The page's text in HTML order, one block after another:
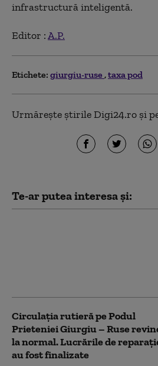
infrastructură inteligentă.
Editor :A.P.
Etichete: giurgiu-ruse taxa pod
Urmărește știrile Digi24.ro și
Te-ar putea interesa și:
Circulația rutieră pe Podul
Prieteniei Giurgiu – Ruse
la normal. Lucrările de
au fost finalizate